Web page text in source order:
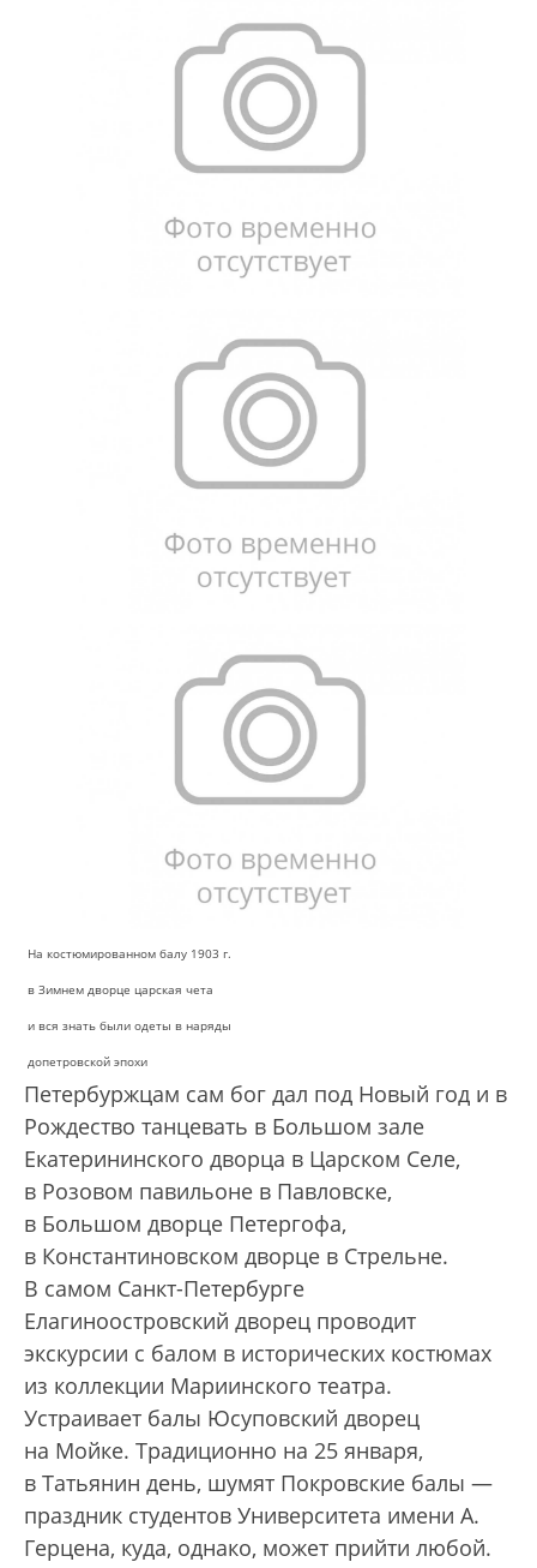
На костюмированном балу 1903 г.
в Зимнем дворце царская чета
и вся знать были одеты в наряды
допетровской эпохи
Петербуржцам сам бог дал под Новый год и в
Рождество танцевать в Большом зале
Екатерининского дворца в Царском Селе,
в Розовом павильоне в Павловске,
в Большом дворце Петергофа,
в Константиновском дворце в Стрельне.
В самом Санкт-Петербурге
Елагиноостровский дворец проводит
экскурсии с балом в исторических костюмах
из коллекции Мариинского театра.
Устраивает балы Юсуповский дворец
на Мойке. Традиционно на 25 января,
в Татьянин день, шумят Покровские балы —
праздник студентов Университета имени А.
Герцена, куда, однако, может прийти любой.